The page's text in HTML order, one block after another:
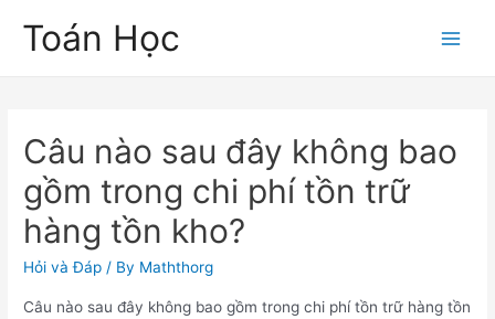
Toán Học
Câu nào sau đây không bao
gồm trong chi phí tồn trữ
hàng tồn kho?
Hỏi và Đáp / By Maththorg
Câu nào sau đây không bao gồm trong chi phí tồn trữ hàng tồn